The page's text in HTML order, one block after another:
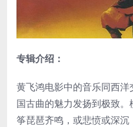
专辑介绍：
黄飞鸿电影中的音乐同西
国古曲的魅力发扬到极致
筝琵琶齐鸣，或悲愤或深